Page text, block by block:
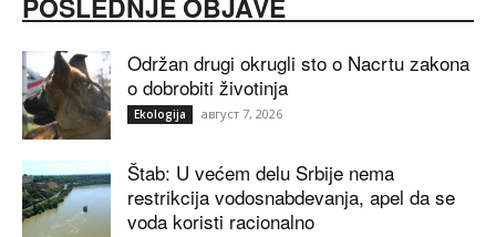
POSLEDNJE OBJAVE
Održan drugi okrugli sto o Nacrtu zakona
o dobrobiti životinja
Ekologija август 7, 2026
Štab: U većem delu Srbije nema
restrikcija vodosnabdevanja, apel da se
voda koristi racionalno